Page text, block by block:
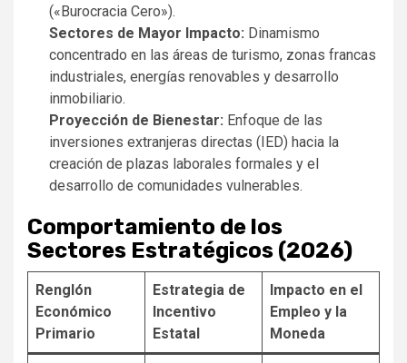
(«Burocracia Cero»).
Sectores de Mayor Impacto: Dinamismo
concentrado en las áreas de turismo, zonas francas
industriales, energías renovables y desarrollo
inmobiliario.
Proyección de Bienestar: Enfoque de las
inversiones extranjeras directas (IED) hacia la
creación de plazas laborales formales y el
desarrollo de comunidades vulnerables.
Comportamiento de los
Sectores Estratégicos (2026)
Renglón
Económico
Primario
Estrategia de
Incentivo
Estatal
Impacto en el
Empleo y la
Moneda